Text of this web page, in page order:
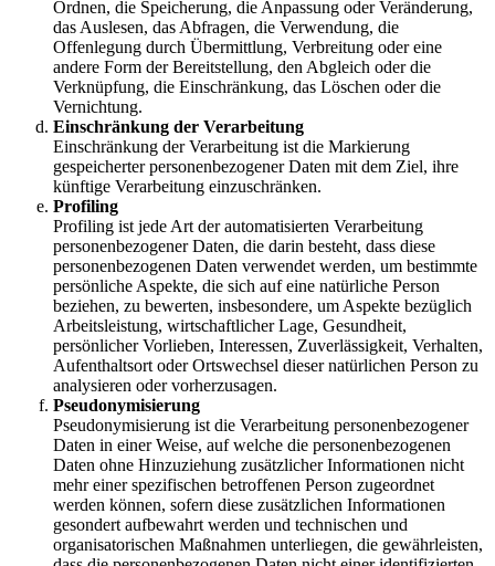
Ordnen, die Speicherung, die Anpassung oder Veränderung,
das Auslesen, das Abfragen, die Verwendung, die
Offenlegung durch Übermittlung, Verbreitung oder eine
andere Form der Bereitstellung, den Abgleich oder die
Verknüpfung, die Einschränkung, das Löschen oder die
Vernichtung.
Einschränkung der Verarbeitung
Einschränkung der Verarbeitung ist die Markierung
gespeicherter personenbezogener Daten mit dem Ziel, ihre
künftige Verarbeitung einzuschränken.
Profiling
Profiling ist jede Art der automatisierten Verarbeitung
personenbezogener Daten, die darin besteht, dass diese
personenbezogenen Daten verwendet werden, um bestimmte
persönliche Aspekte, die sich auf eine natürliche Person
beziehen, zu bewerten, insbesondere, um Aspekte bezüglich
Arbeitsleistung, wirtschaftlicher Lage, Gesundheit,
persönlicher Vorlieben, Interessen, Zuverlässigkeit, Verhalten,
Aufenthaltsort oder Ortswechsel dieser natürlichen Person zu
analysieren oder vorherzusagen.
Pseudonymisierung
Pseudonymisierung ist die Verarbeitung personenbezogener
Daten in einer Weise, auf welche die personenbezogenen
Daten ohne Hinzuziehung zusätzlicher Informationen nicht
mehr einer spezifischen betroffenen Person zugeordnet
werden können, sofern diese zusätzlichen Informationen
gesondert aufbewahrt werden und technischen und
organisatorischen Maßnahmen unterliegen, die gewährleisten,